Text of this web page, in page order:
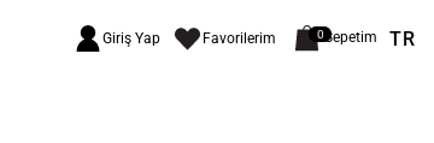
Giriş Yap Favorilerim 0Sepetim TR